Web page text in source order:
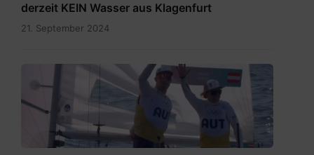
derzeit KEIN Wasser aus Klagenfurt
21. September 2024
Siegerpose.png